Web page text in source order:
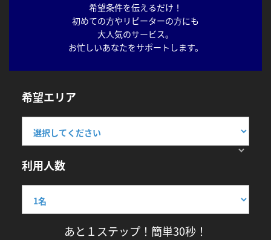
希望条件を伝えるだけ！
初めての方やリピーターの方にも
大人気のサービス。
お忙しいあなたをサポートします。
希望エリア
利用人数
あと１ステップ！簡単30秒！